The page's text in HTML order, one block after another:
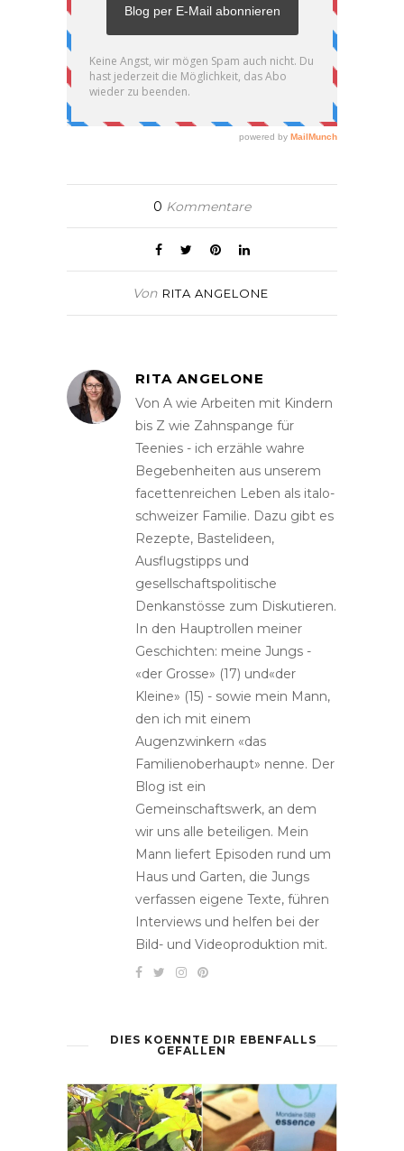
0 Kommentare
Von RITA ANGELONE
RITA ANGELONE
Von A wie Arbeiten mit Kindern
bis Z wie Zahnspange für
Teenies - ich erzähle wahre
Begebenheiten aus unserem
facettenreichen Leben als italo-
schweizer Familie. Dazu gibt es
Rezepte, Bastelideen,
Ausflugstipps und
gesellschaftspolitische
Denkanstösse zum Diskutieren.
In den Hauptrollen meiner
Geschichten: meine Jungs -
«der Grosse» (17) und«der
Kleine» (15) - sowie mein Mann,
den ich mit einem
Augenzwinkern «das
Familienoberhaupt» nenne. Der
Blog ist ein
Gemeinschaftswerk, an dem
wir uns alle beteiligen. Mein
Mann liefert Episoden rund um
Haus und Garten, die Jungs
verfassen eigene Texte, führen
Interviews und helfen bei der
Bild- und Videoproduktion mit.
DIES KOENNTE DIR EBENFALLS
GEFALLEN